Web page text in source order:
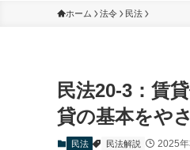
ホーム 法令 民法
民法20-3：賃
貸の基本をや
民法 民法解説 2025